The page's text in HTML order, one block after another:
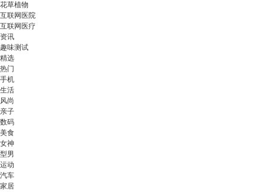
花草植物
互联网医院
互联网医疗
资讯
趣味测试
精选
热门
手机
生活
风尚
亲子
数码
美食
女神
型男
运动
汽车
家居